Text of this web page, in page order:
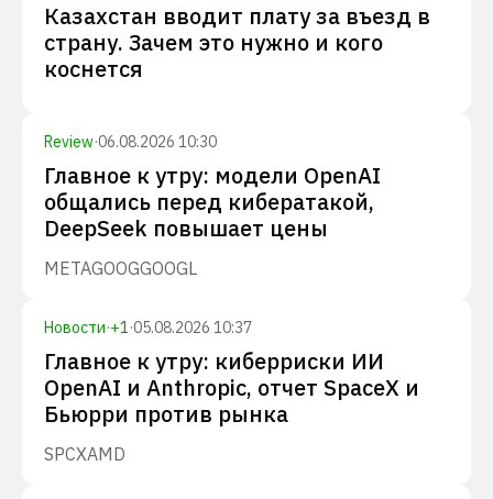
Казахстан вводит плату за въезд в
страну. Зачем это нужно и кого
коснется
Review·06.08.2026 10:30
Главное к утру: модели OpenAI
общались перед кибератакой,
DeepSeek повышает цены
METAGOOGGOOGL
Новости·+1·05.08.2026 10:37
Главное к утру: киберриски ИИ
OpenAI и Anthropic, отчет SpaceX и
Бьюрри против рынка
SPCXAMD